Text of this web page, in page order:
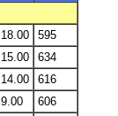
18.00
595
15.00
634
14.00
616
9.00
606